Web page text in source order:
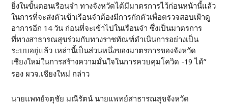
ยิ่งในขั้นตอนเรือนจำ ทางจังหวัดได้มีมาตรการไว้ก่อนหน้านี้แล้ว
ในการที่จะส่งตัวเข้าเรือนจำต้องมีการกักตัวเพื่อตรวจสอบเฝ้าดู
อาการอีก 14 วัน ก่อนที่จะเข้าไปในเรือนจำ ซึ่งเป็นมาตรการ
ที่ทางสาธารณสุขร่วมกับทางราชทัณฑ์ดำเนินการอย่างเป็น
ระบบอยู่แล้ว เหล่านี้เป็นส่วนหนึ่งของมาตรการของจังหวัด
เชียงใหม่ในการสร้างความมั่นใจในการควบคุมโควิด -19 ได้”
รอง ผวจ.เชียงใหม่ กล่าว
นายแพทย์จตุชัย มณีรัตน์ นายแพทย์สาธารณสุขจังหวัด